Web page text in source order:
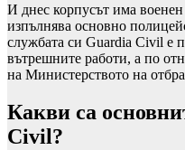
И днес корпусът има
изпълнява основно
службата си Guardia Civil е
вътрешните работи, а по
на Министерството на
Какви са
Civil?